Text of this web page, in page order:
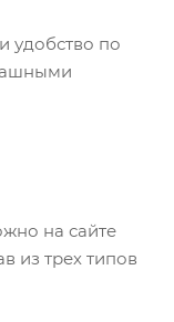
удобство по
на сайте
из трех типов